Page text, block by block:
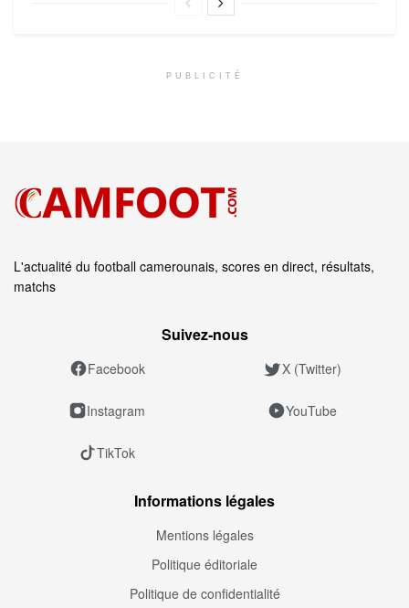
PUBLICITÉ
L'actualité du football camerounais, scores en direct, résultats,
matchs
Suivez‑nous
Facebook X (Twitter)
Instagram YouTube
TikTok
Informations légales
Mentions légales
Politique éditoriale
Politique de confidentialité